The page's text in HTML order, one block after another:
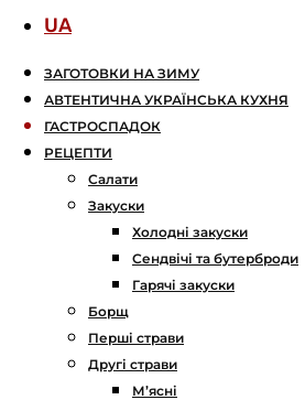
UA
ЗАГОТОВКИ НА ЗИМУ
АВТЕНТИЧНА УКРАЇНСЬКА КУХНЯ
ГАСТРОСПАДОК
РЕЦЕПТИ
Салати
Закуски
Холодні закуски
Сендвічі та бутерброди
Гарячі закуски
Борщ
Перші страви
Другі страви
М’ясні